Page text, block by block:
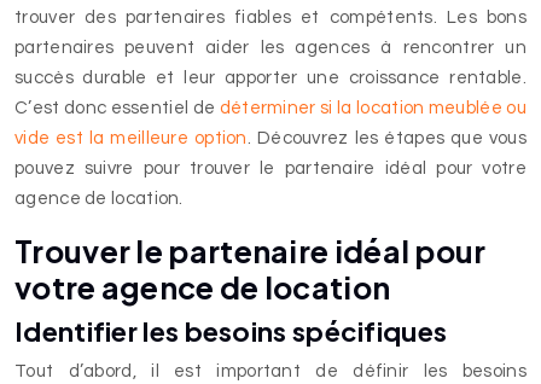
trouver des partenaires fiables et compétents. Les bons
partenaires peuvent aider les agences à rencontrer un
succès durable et leur apporter une croissance rentable.
C’est donc essentiel de déterminer si la location meublée ou
vide est la meilleure option. Découvrez les étapes que vous
pouvez suivre pour trouver le partenaire idéal pour votre
agence de location.
Trouver le partenaire idéal pour
votre agence de location
Identifier les besoins spécifiques
Tout d’abord, il est important de définir les besoins